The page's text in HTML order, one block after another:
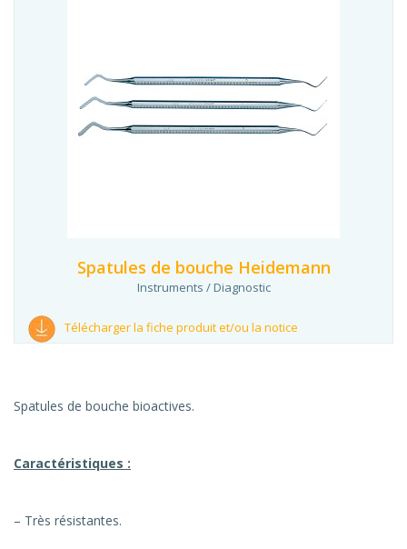
Spatules de bouche Heidemann
Instruments / Diagnostic
Télécharger la fiche produit et/ou la notice
Spatules de bouche bioactives.
Caractéristiques :
– Très résistantes.